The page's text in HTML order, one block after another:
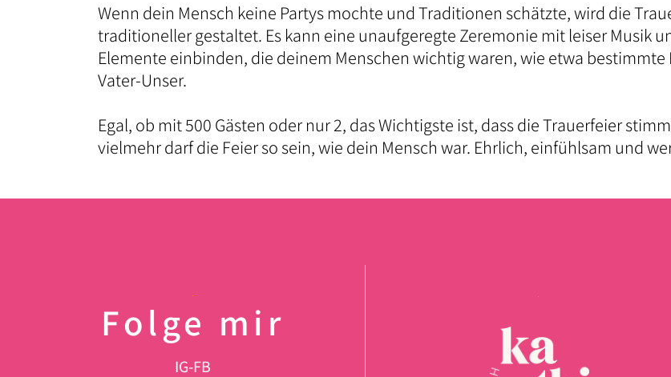
Wenn dein Mensch keine Partys mochte und Traditionen schätzte, wird die
traditioneller gestaltet. Es kann eine unaufgeregte Zeremonie mit leiser Musik
Elemente einbinden, die deinem Menschen wichtig waren, wie etwa
Vater-Unser.
Egal, ob mit 500 Gästen oder nur 2, das Wichtigste ist, dass die Trauerfeier
vielmehr darf die Feier so sein, wie dein Mensch war. Ehrlich, einfühlsam und
Folge mir
IG-FB